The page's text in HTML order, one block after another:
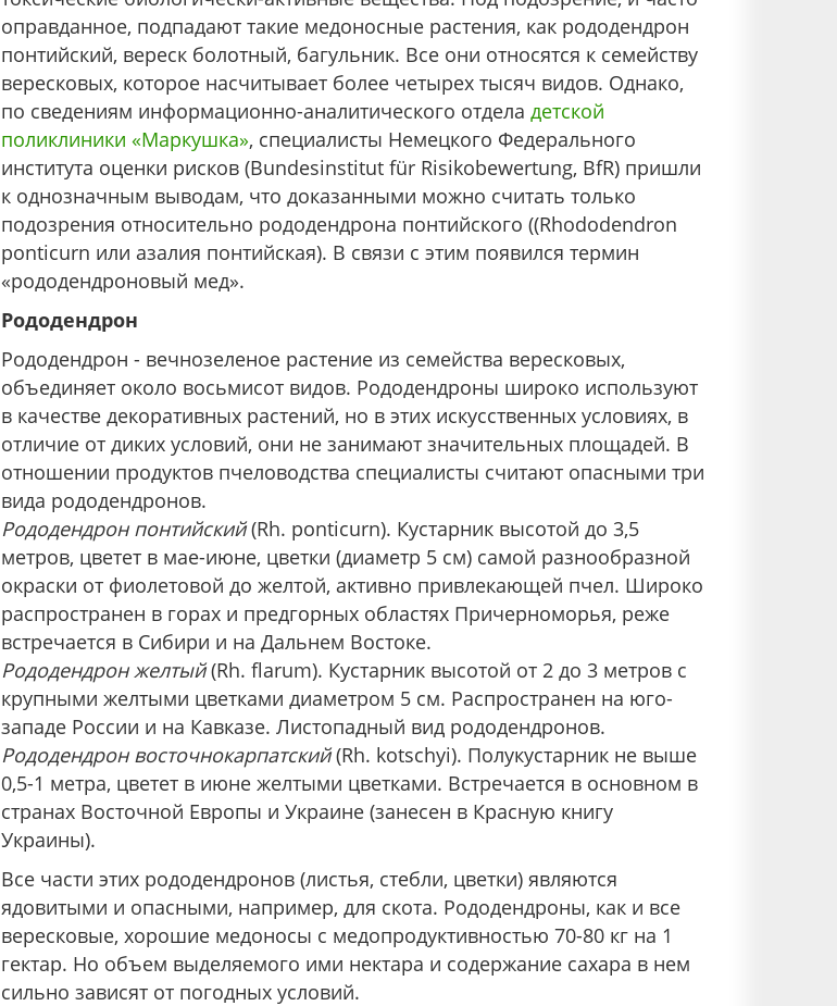
оправданное, подпадают такие медоносные растения, как рододендрон
понтийский, вереск болотный, багульник. Все они относятся к семейству
вересковых, которое насчитывает более четырех тысяч видов. Однако,
по сведениям информационно-аналитического отделадетской
поликлиники «Маркушка», специалисты Немецкого Федерального
института оценки рисков (Bundesinstitut für Risikobewertung, BfR) пришли
к однозначным выводам, что доказанными можно считать только
подозрения относительно рододендрона понтийского ((Rhododendron
ponticurn или азалия понтийская). В связи с этим появился термин
«рододендроновый мед».
Рододендрон
Рододендрон - вечнозеленое растение из семейства вересковых,
объединяет около восьмисот видов. Рододендроны широко используют
в качестве декоративных растений, но в этих искусственных условиях, в
отличие от диких условий, они не занимают значительных площадей. В
отношении продуктов пчеловодства специалисты считают опасными три
вида рододендронов.
Рододендрон понтийский(Rh. ponticurn). Кустарник высотой до 3,5
метров, цветет в мае-июне, цветки (диаметр 5 см) самой разнообразной
окраски от фиолетовой до желтой, активно привлекающей пчел. Широко
распространен в горах и предгорных областях Причерноморья, реже
встречается в Сибири и на Дальнем Востоке.
Рододендрон желтый(Rh. flarum). Кустарник высотой от 2 до 3 метров с
крупными желтыми цветками диаметром 5 см. Распространен на юго-
западе России и на Кавказе. Листопадный вид рододендронов.
Рододендрон восточнокарпатский(Rh. kotschyi). Полукустарник не выше
0,5-1 метра, цветет в июне желтыми цветками. Встречается в основном в
странах Восточной Европы и Украине (занесен в Красную книгу
Украины).
Все части этих рододендронов (листья, стебли, цветки) являются
ядовитыми и опасными, например, для скота. Рододендроны, как и все
вересковые, хорошие медоносы с медопродуктивностью 70-80 кг на 1
гектар. Но объем выделяемого ими нектара и содержание сахара в нем
сильно зависят от погодных условий.